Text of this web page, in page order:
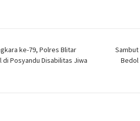
ke-79, Polres Blitar
di Posyandu Disabilitas Jiwa
Sambut
Bedol